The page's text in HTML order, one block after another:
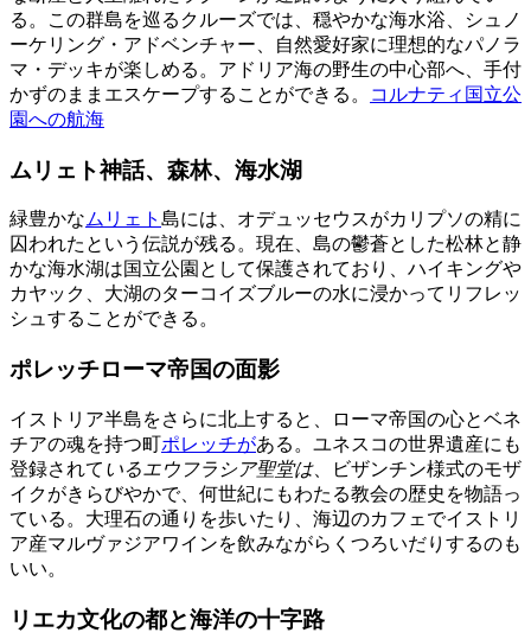
る。この群島を巡るクルーズでは、穏やかな海水浴、シュノ
ーケリング・アドベンチャー、自然愛好家に理想的なパノラ
マ・デッキが楽しめる。アドリア海の野生の中心部へ、手付
かずのままエスケープすることができる。
コルナティ国立公
園への航海
ムリェト神話、森林、海水湖
緑豊かなムリェト 島には、オデュッセウスがカリプソの精に
囚われたという伝説が残る。現在、島の鬱蒼とした松林と静
かな海水湖は国立公園として保護されており、ハイキングや
カヤック、大湖のターコイズブルーの水に浸かってリフレッ
シュすることができる。
ポレッチローマ帝国の面影
イストリア半島をさらに北上すると、ローマ帝国の心とベネ
チアの魂を持つ町ポレッチがある。ユネスコの世界遺産にも
登録されて いるエウフラシア聖堂は、ビザンチン様式のモザ
イクがきらびやかで、何世紀にもわたる教会の歴史を物語っ
ている。大理石の通りを歩いたり、海辺のカフェでイストリ
ア産マルヴァジアワインを飲みながらくつろいだりするのも
いい。
リエカ文化の都と海洋の十字路